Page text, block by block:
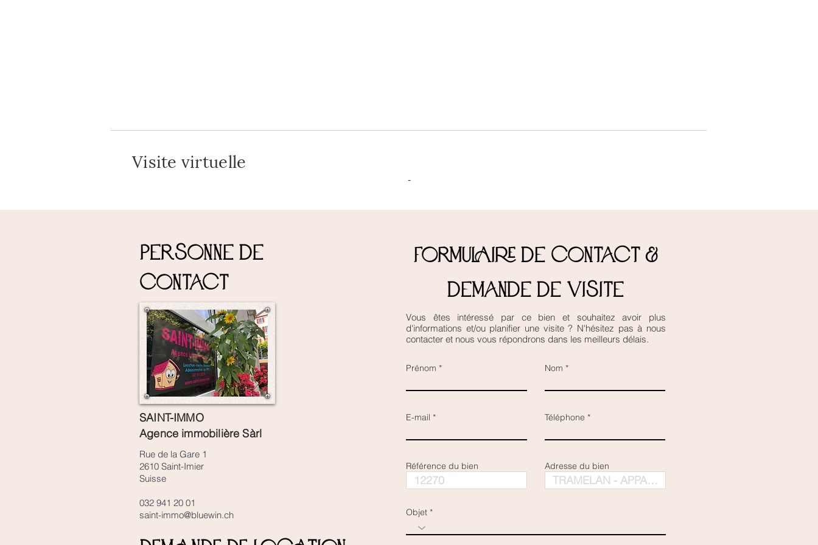
Visite virtuelle
-
Personne de
contact
SAINT-IMMO
Agence immobilière Sàrl
Rue de la Gare 1
2610 Saint-Imier
Suisse
032 941 20 01
saint-immo@bluewin.ch
Formulaire de contact &
demande de visite
Vous êtes intéressé par ce bien et souhaitez avoir plus
d'informations et/ou planifier une visite ? N'hésitez pas à nous
contacter et nous vous répondrons dans les meilleurs délais.
Prénom Nom
E-mail Téléphone
Référence du bien Adresse du bien
Objet